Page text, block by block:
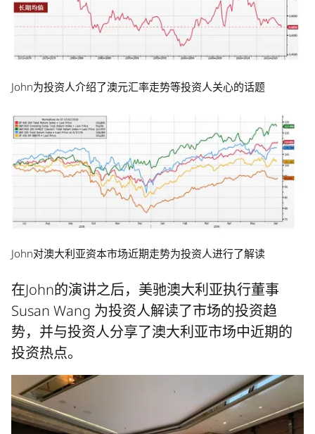
John为投资人介绍了澳元汇率走势等投资人关心的话题
John对澳大利亚资本市场近期走势为投资人进行了解读
在John的演讲之后，美驰澳大利亚执行董事
Susan Wang 为投资人解读了市场的投资趋
势，并与投资人分享了澳大利亚市场中近期的
投资热点。